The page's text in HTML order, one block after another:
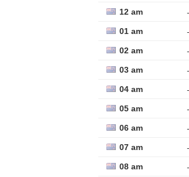
12 am
01 am
02 am
03 am
04 am
05 am
06 am
07 am
08 am